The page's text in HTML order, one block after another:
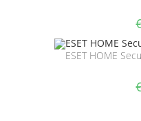
ESET HOME